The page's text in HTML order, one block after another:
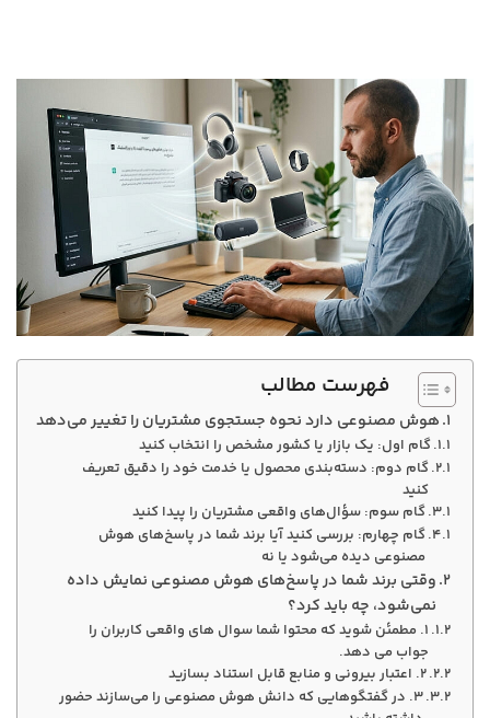
فهرست مطالب
هوش مصنوعی دارد نحوه جستجوی مشتریان را تغییر می‌دهد
گام اول: یک بازار یا کشور مشخص را انتخاب کنید
گام دوم: دسته‌بندی محصول یا خدمت خود را دقیق تعریف
کنید
گام سوم: سؤال‌های واقعی مشتریان را پیدا کنید
گام چهارم: بررسی کنید آیا برند شما در پاسخ‌های هوش
مصنوعی دیده می‌شود یا نه
وقتی برند شما در پاسخ‌های هوش مصنوعی نمایش داده
نمی‌شود، چه باید کرد؟
۱. مطمئن شوید که محتوا شما سوال های واقعی کاربران را
جواب می دهد.
۲. اعتبار بیرونی و منابع قابل استناد بسازید
۳. در گفتگوهایی که دانش هوش مصنوعی را می‌سازند حضور